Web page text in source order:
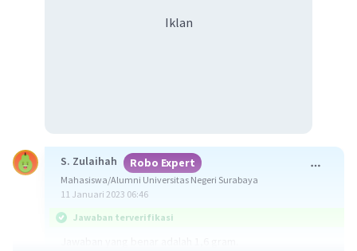
Iklan
S. Zulaihah Robo Expert
Mahasiswa/Alumni Universitas Negeri Surabaya
11 Januari 2023 06:46
Jawaban terverifikasi